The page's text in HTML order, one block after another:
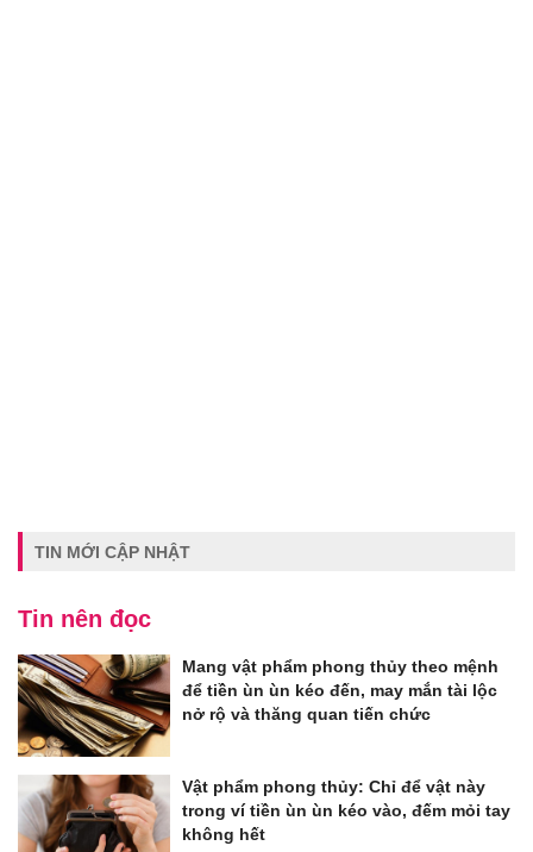
TIN MỚI CẬP NHẬT
Tin nên đọc
Mang vật phẩm phong thủy theo mệnh
để tiền ùn ùn kéo đến, may mắn tài lộc
nở rộ và thăng quan tiến chức
Vật phẩm phong thủy: Chỉ để vật này
trong ví tiền ùn ùn kéo vào, đếm mỏi tay
không hết